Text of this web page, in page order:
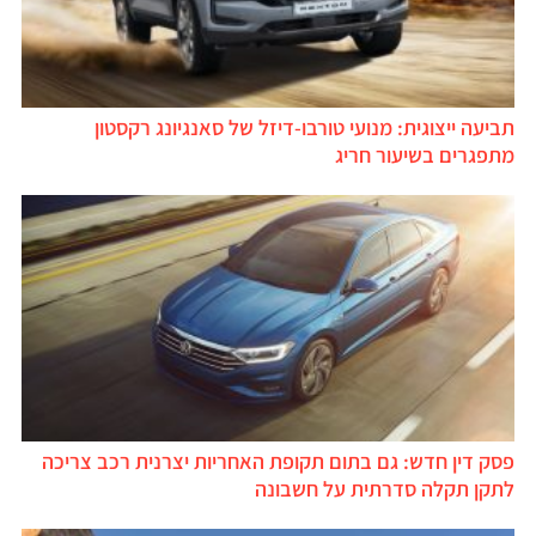
תביעה ייצוגית: מנועי טורבו-דיזל של סאנגיונג רקסטון
מתפגרים בשיעור חריג
פסק דין חדש: גם בתום תקופת האחריות יצרנית רכב צריכה
לתקן תקלה סדרתית על חשבונה